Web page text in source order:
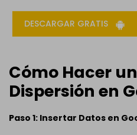
DESCARGAR GRATIS
Cómo Hacer
Dispersión en
Paso 1: Insertar Datos en